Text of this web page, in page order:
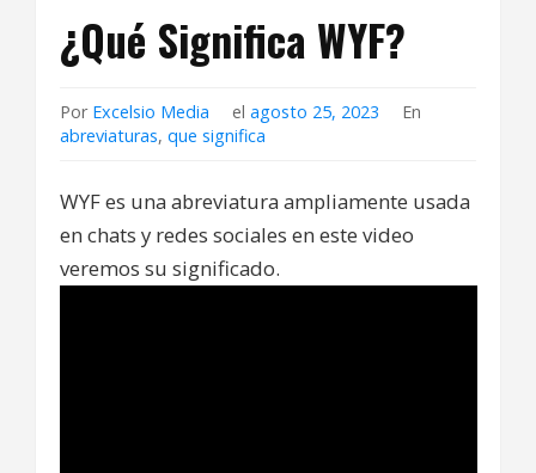
¿Qué Significa WYF?
Por Excelsio Media elagosto 25, 2023
En
abreviaturas, que significa
WYF es una abreviatura ampliamente usada
en chats y redes sociales en este video
veremos su significado.